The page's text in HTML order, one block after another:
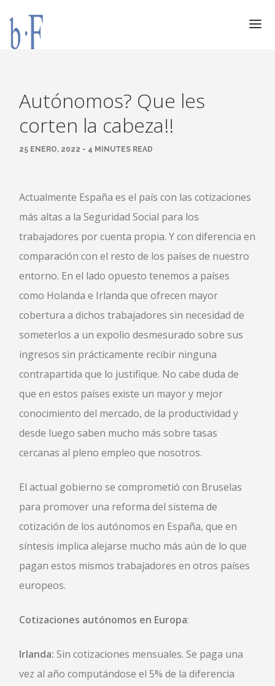
ESPECIALIZACIÓN
CALIDAD
CONTACTO
AVISO LEGAL
Autónomos? Que les
corten la cabeza!!
25 ENERO, 2022 - 4 MINUTES READ
Actualmente España es el país con las cotizaciones
más altas a la Seguridad Social para los
trabajadores por cuenta propia. Y con diferencia en
comparación con el resto de los países de nuestro
entorno. En el lado opuesto tenemos a países
como Holanda e Irlanda que ofrecen mayor
cobertura a dichos trabajadores sin necesidad de
someterlos a un expolio desmesurado sobre sus
ingresos sin prácticamente recibir ninguna
contrapartida que lo justifique. No cabe duda de
que en estos países existe un mayor y mejor
conocimiento del mercado, de la productividad y
desde luego saben mucho más sobre tasas
cercanas al pleno empleo que nosotros.
El actual gobierno se comprometió con Bruselas
para promover una reforma del sistema de
cotización de los autónomos en España, que en
síntesis implica alejarse mucho más aún de lo que
pagan estos mismos trabajadores en otros países
europeos.
Cotizaciones autónomos en Europa:
Irlanda: Sin cotizaciones mensuales. Se paga una
vez al año computándose el 5% de la diferencia